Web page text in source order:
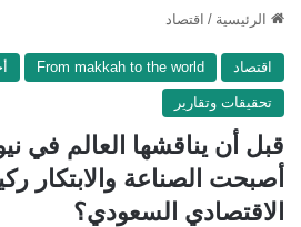
الرئيسية / اقتصاد
اقتصاد From makkah to the world
تحقيقات وتقارير
قبل أن يناقشها العالم في
أصبحت الصناعة والابتكار
الاقتصادي السعودي؟